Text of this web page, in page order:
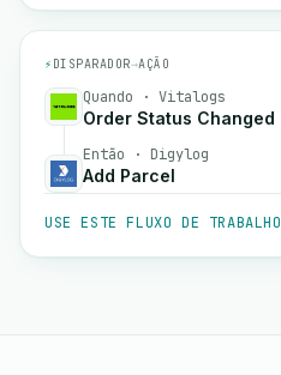
⚡ DISPARADOR→AÇÃO
Quando · Vitalogs
Order Status Changed
Então · Digylog
Add Parcel
USE ESTE FLUXO DE TRABALHO